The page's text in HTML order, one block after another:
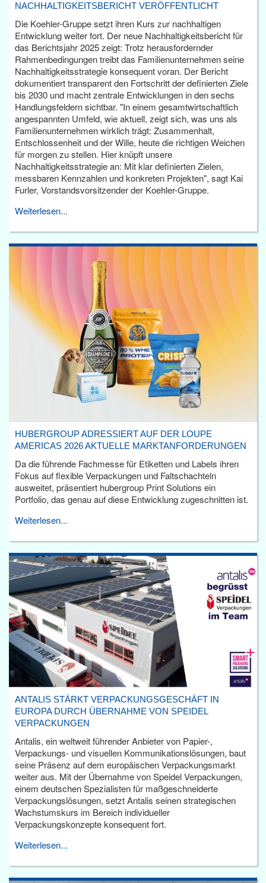
NACHHALTIGKEITSBERICHT VERÖFFENTLICHT
Die Koehler-Gruppe setzt ihren Kurs zur nachhaltigen
Entwicklung weiter fort. Der neue Nachhaltigkeitsbericht für
das Berichtsjahr 2025 zeigt: Trotz herausfordernder
Rahmenbedingungen treibt das Familienunternehmen seine
Nachhaltigkeitsstrategie konsequent voran. Der Bericht
dokumentiert transparent den Fortschritt der definierten Ziele
bis 2030 und macht zentrale Entwicklungen in den sechs
Handlungsfeldern sichtbar. "In einem gesamtwirtschaftlich
angespannten Umfeld, wie aktuell, zeigt sich, was uns als
Familienunternehmen wirklich trägt: Zusammenhalt,
Entschlossenheit und der Wille, heute die richtigen Weichen
für morgen zu stellen. Hier knüpft unsere
Nachhaltigkeitsstrategie an: Mit klar definierten Zielen,
messbaren Kennzahlen und konkreten Projekten", sagt Kai
Furler, Vorstandsvorsitzender der Koehler-Gruppe.
Weiterlesen...
HUBERGROUP ADRESSIERT AUF DER LOUPE
AMERICAS 2026 AKTUELLE MARKTANFORDERUNGEN
Da die führende Fachmesse für Etiketten und Labels ihren
Fokus auf flexible Verpackungen und Faltschachteln
ausweitet, präsentiert hubergroup Print Solutions ein
Portfolio, das genau auf diese Entwicklung zugeschnitten ist.
Weiterlesen...
ANTALIS STÄRKT VERPACKUNGSGESCHÄFT IN
EUROPA DURCH ÜBERNAHME VON SPEIDEL
VERPACKUNGEN
Antalis, ein weltweit führender Anbieter von Papier-,
Verpackungs- und visuellen Kommunikationslösungen, baut
seine Präsenz auf dem europäischen Verpackungsmarkt
weiter aus. Mit der Übernahme von Speidel Verpackungen,
einem deutschen Spezialisten für maßgeschneiderte
Verpackungslösungen, setzt Antalis seinen strategischen
Wachstumskurs im Bereich individueller
Verpackungskonzepte konsequent fort.
Weiterlesen...